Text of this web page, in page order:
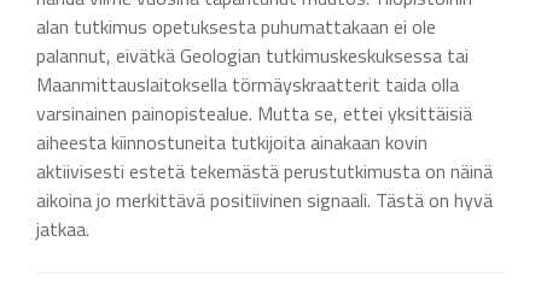
alan tutkimus opetuksesta puhumattakaan ei ole
palannut, eivätkä Geologian tutkimuskeskuksessa tai
Maanmittauslaitoksella törmäyskraatterit taida olla
varsinainen painopistealue. Mutta se, ettei yksittäisiä
aiheesta kiinnostuneita tutkijoita ainakaan kovin
aktiivisesti estetä tekemästä perustutkimusta on näinä
aikoina jo merkittävä positiivinen signaali. Tästä on hyvä
jatkaa.